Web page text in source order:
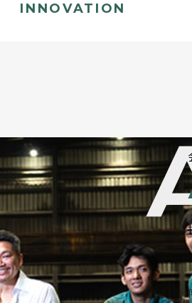
INNOVATION